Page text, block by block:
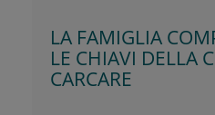
LA FAMIGLIA
LE CHIAVI DELLA
CARCARE